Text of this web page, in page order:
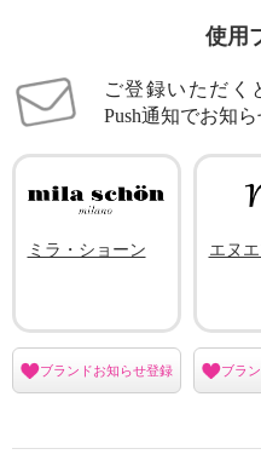
使用
ご登録いただく
Push通知でお知ら
ミラ・ショーン
ブランドお知らせ登録
エヌ
ブラ